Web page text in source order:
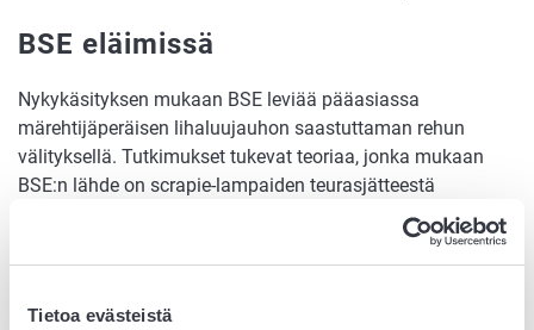
Tietoa evästeistä
BSE eläimissä
Nykykäsityksen mukaan BSE leviää pääasiassa
märehtijäperäisen lihaluujauhon saastuttaman rehun
välityksellä. Tutkimukset tukevat teoriaa, jonka mukaan
BSE:n lähde on scrapie-lampaiden teurasjätteestä
valmistettu lihaluujauho. On myös esitetty, että BSE
lähteenä olisi lihaluujauho, jonka valmistukseen on
käytetty teurasjätettä spontaania BSE:tä sairastavasta